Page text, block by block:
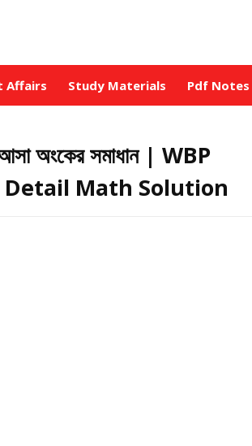
Affairs Study Materials Pdf Notes
অংকের সমাধান | WBP
Detail Math Solution